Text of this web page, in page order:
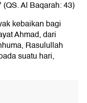
Al Baqarah: 43)
kebaikan bagi
Ahmad, dari
Rasulullah
suatu hari,